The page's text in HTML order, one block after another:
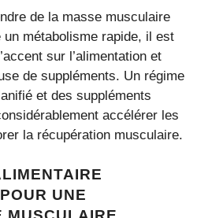
de la masse musculaire
un métabolisme rapide, il est
sur l’alimentation et
de suppléments. Un régime
et des suppléments
accélérer les
la récupération musculaire.
UNE